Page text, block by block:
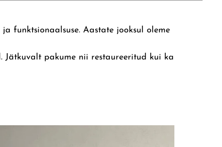
funktsionaalsuse. Aastate jooksul oleme
Jätkuvalt pakume nii restaureeritud kui ka